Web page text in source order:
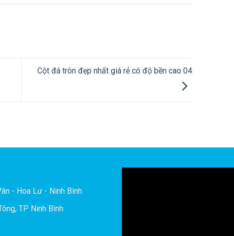
Cột đá tròn đẹp nhất giá rẻ có độ bền cao 04
- Hoa Lư - Ninh Bình
TP Ninh Bình